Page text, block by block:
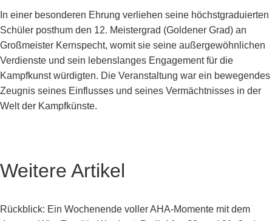
In einer besonderen Ehrung verliehen seine höchstgraduierten
Schüler posthum den 12. Meistergrad (Goldener Grad) an
Großmeister Kernspecht, womit sie seine außergewöhnlichen
Verdienste und sein lebenslanges Engagement für die
Kampfkunst würdigten. Die Veranstaltung war ein bewegendes
Zeugnis seines Einflusses und seines Vermächtnisses in der
Welt der Kampfkünste.
Weitere Artikel
Rückblick: Ein Wochenende voller AHA-Momente mit dem